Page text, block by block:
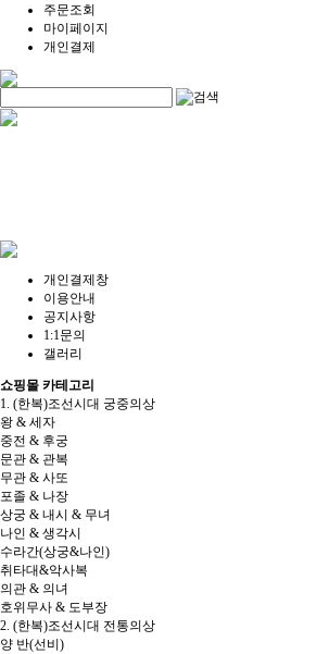
주문조회
마이페이지
개인결제
개인결제창
이용안내
공지사항
1:1문의
갤러리
쇼핑몰 카테고리
1. (한복)조선시대 궁중의상
왕 & 세자
중전 & 후궁
문관 & 관복
무관 & 사또
포졸 & 나장
상궁 & 내시 & 무녀
나인 & 생각시
수라간(상궁&나인)
취타대&악사복
의관 & 의녀
호위무사 & 도부장
2. (한복)조선시대 전통의상
양 반(선비)